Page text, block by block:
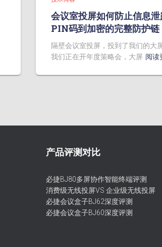
会议室投屏如何防止信息
PIN码到加密的完整防护链
隔壁会议室投屏，投到了我们的大
我们正在开年度策略会，大屏 阅读
产品评测对比
必捷BJ80多屏协作智能终端评测
消费级无线投屏VS 企业级无线投屏
必捷会议盒子BJ62深度评测
必捷会议盒子BJ60深度评测